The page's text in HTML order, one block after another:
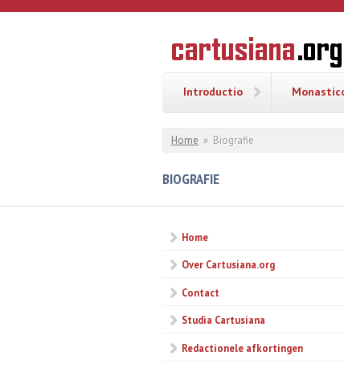
Overslaan en naar de inhoud gaan
Geschiedenis
van de
Introductio
U bent hier
Home » Biografie
BIOGRAFIE
Home
Over Cartusiana.org
Contact
Studia Cartusiana
Redactionele afkortingen